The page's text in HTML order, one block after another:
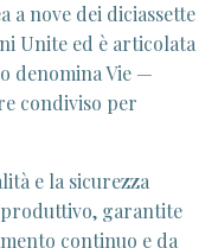
a nove dei diciassette
Unite ed è articolata
denomina Vie —
condiviso per
e la sicurezza
garantite
continuo e da